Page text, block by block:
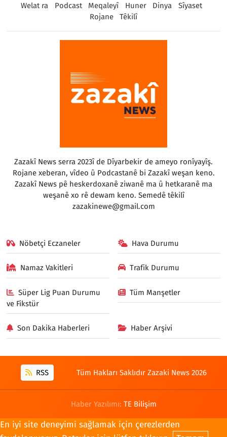
Welat ra Podcast Meqaleyî Huner Dinya
Sîyaset
Rojane
Têkilî
Zazakî News serra 2023î de Dîyarbekir de ameyo ronîyayîş.
Rojane xeberan, vîdeo û Podcastanê bi Zazakî weşan keno.
Zazakî News pê heskerdoxanê ziwanê ma û hetkaranê ma
weşanê xo rê dewam keno. Semedê têkilî
zazakinewe@gmail.com
Nöbetçi Eczaneler Hava Durumu
Namaz Vakitleri Trafik Durumu
Süper Lig Puan Durumu
ve Fikstür
Tüm Manşetler
Son Dakika Haberleri Haber Arşivi
RSS Tüm Hakları Saklıdır Zazaki News 2026
Haber Yazılımı: TE Bilişim
En iyi site deneyimi sağlamak için çerezlerden